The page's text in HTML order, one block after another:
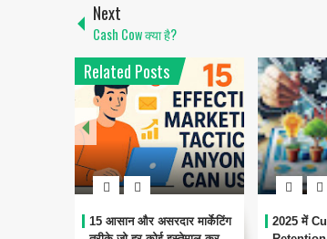
Next
Cash Cow क्या है?
Related Posts
और असरदार मार्केटिंग
2025 में Customer